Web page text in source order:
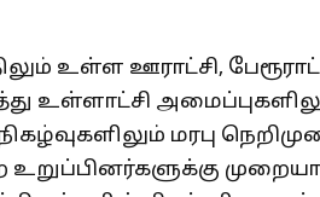
உள்ள ஊராட்சி,
உள்ளாட்சி
மரபு